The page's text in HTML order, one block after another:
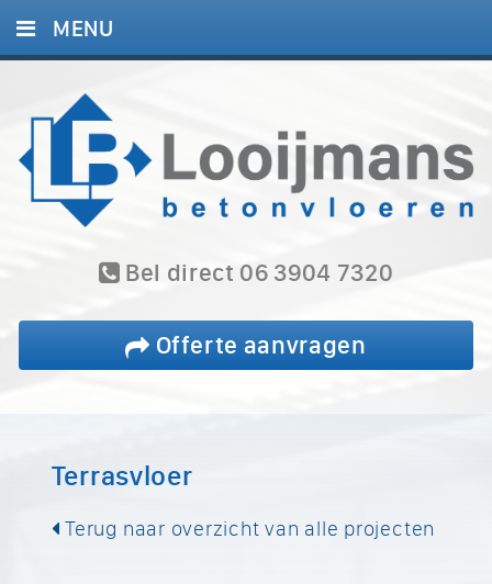
Bel direct 06 3904 7320
Offerte aanvragen
MENU
DIENSTEN
PROJECTEN
BLOG
REFERENTIES
Terrasvloer
Terug naar overzicht van alle projecten